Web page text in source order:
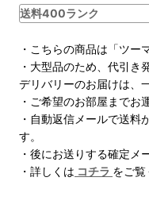
送料400ランク
・こちらの商品は「ツー
・大型品のため、代引き
デリバリーのお届けは、
・ご希望のお部屋までお
・自動返信メールで送料
す。
・後にお送りする確定メ
・詳しくは コチラ をご覧